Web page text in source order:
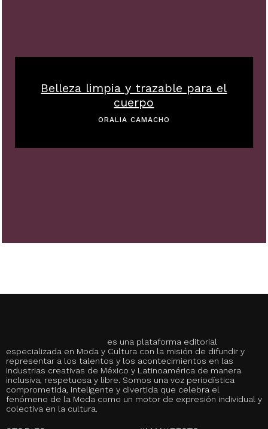
Belleza limpia y trazable para el
cuerpo
ORALIA CAMACHO
es una plataforma editorial
especializada en Moda y Cultura con la misión de difundir y
representar a los talentos y los acontecimientos en las
industrias creativas de México y Latinoamérica de manera
inclusiva, respetuosa y libre. Somos una voz periodística
comprometida, inteligente y divertida que celebra el
fenómeno de la Moda como un motor de expresión individual y
colectiva en la cultura.